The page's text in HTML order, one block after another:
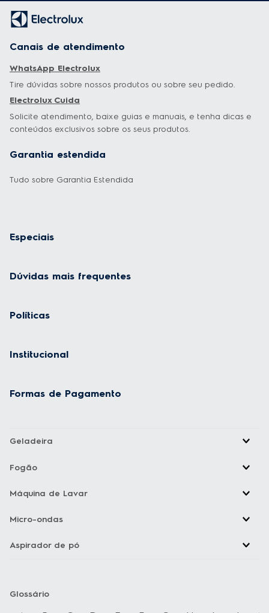
Canais de atendimento
WhatsApp Electrolux
Tire dúvidas sobre nossos produtos ou sobre seu pedido.
Electrolux Cuida
Solicite atendimento, baixe guias e manuais, e tenha dicas e
conteúdos exclusivos sobre os seus produtos.
Garantia estendida
Tudo sobre Garantia Estendida
Especiais
Dúvidas mais frequentes
Políticas
Institucional
Formas de Pagamento
Geladeira
Fogão
Máquina de Lavar
Micro-ondas
Aspirador de pó
Glossário